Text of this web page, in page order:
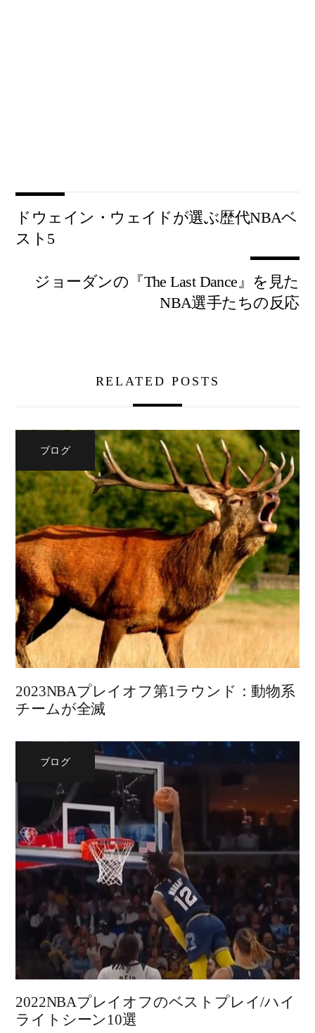
ドウェイン・ウェイドが選ぶ歴代NBAベ
スト5
ジョーダンの『The Last Dance』を見た
NBA選手たちの反応
RELATED POSTS
ブログ
2023NBAプレイオフ第1ラウンド：動物系
チームが全滅
ブログ
2022NBAプレイオフのベストプレイ/ハイ
ライトシーン10選